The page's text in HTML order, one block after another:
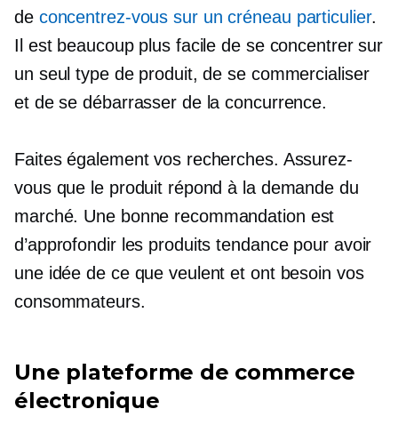
de concentrez-vous sur un créneau particulier.
Il est beaucoup plus facile de se concentrer sur
un seul type de produit, de se commercialiser
et de se débarrasser de la concurrence.
Faites également vos recherches. Assurez-
vous que le produit répond à la demande du
marché. Une bonne recommandation est
d’approfondir les produits tendance pour avoir
une idée de ce que veulent et ont besoin vos
consommateurs.
Une plateforme de commerce
électronique